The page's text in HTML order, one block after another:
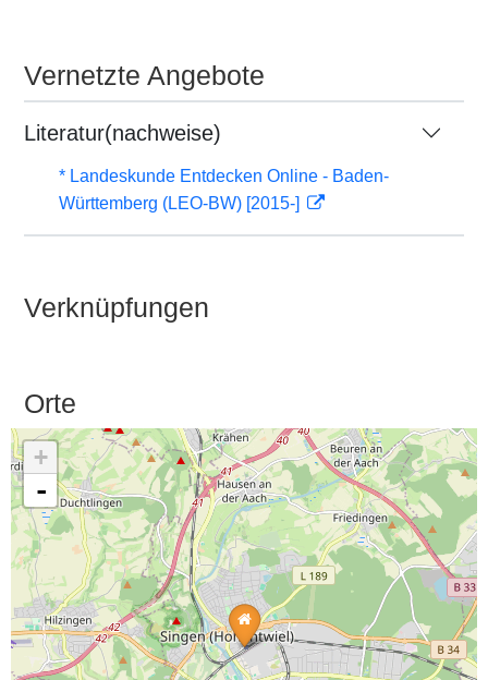
Vernetzte Angebote
Literatur(nachweise)
* Landeskunde Entdecken Online - Baden-
Württemberg (LEO-BW) [2015-]
Verknüpfungen
Orte
+
-